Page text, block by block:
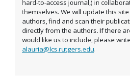
hard-to-access journal,) in
themselves. We will update this
authors, find and scan their
directly from the authors. If there
would like us to include, please
alauria@lcs.rutgers.edu.